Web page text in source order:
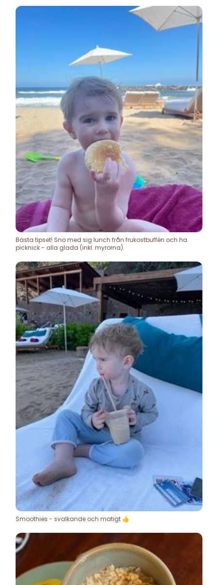
Bästa tipset! Sno med sig lunch från frukostbuffén och ha
picknick - alla glada (inkl. myrorna).
Smoothies - svalkande och matigt 👍